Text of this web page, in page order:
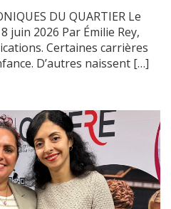
DU QUARTIER Le
juin 2026 Par Émilie Rey,
Certaines carrières
D’autres naissent […]